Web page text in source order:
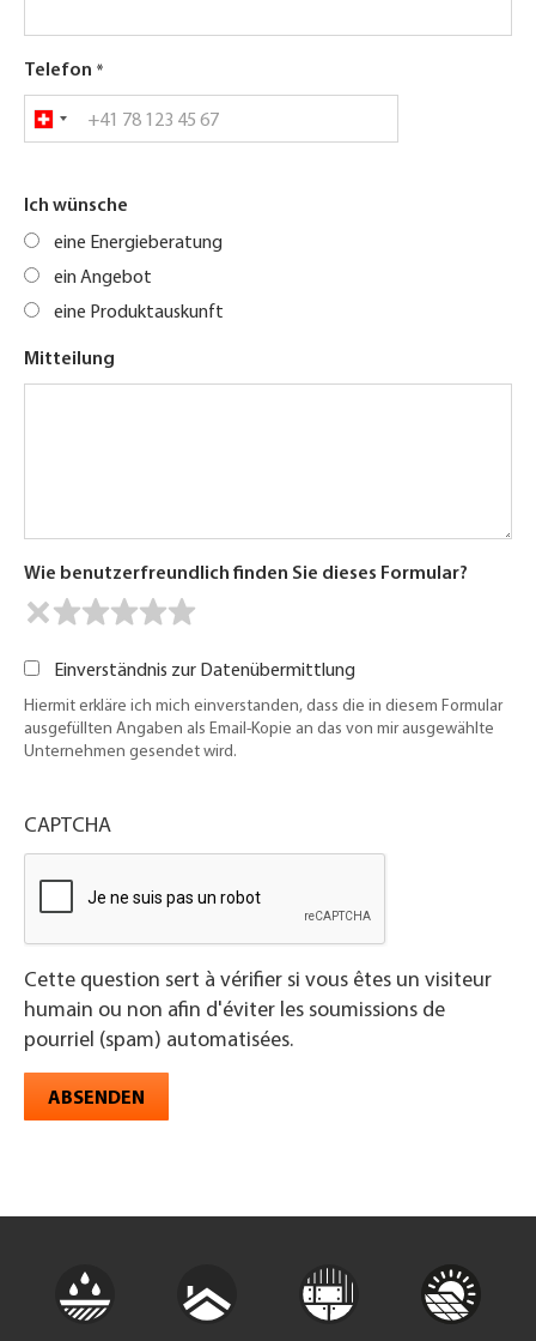
Telefon
Ich wünsche
eine Energieberatung
ein Angebot
eine Produktauskunft
Mitteilung
Wie benutzerfreundlich finden Sie dieses Formular?
Einverständnis zur Datenübermittlung
Hiermit erkläre ich mich einverstanden, dass die in diesem Formular
ausgefüllten Angaben als Email-Kopie an das von mir ausgewählte
Unternehmen gesendet wird.
CAPTCHA
Cette question sert à vérifier si vous êtes un visiteur
humain ou non afin d'éviter les soumissions de
pourriel (spam) automatisées.
ABSENDEN